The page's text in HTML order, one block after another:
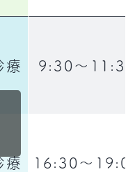
療 9:30〜11:30
療 16:30〜